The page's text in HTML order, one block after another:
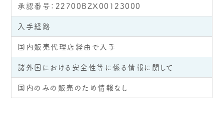
承認番号：22700BZX00123000
入手経路
国内販売代理店経由で入手
諸外国における安全性等に係る情報に関して
国内のみの販売のため情報なし